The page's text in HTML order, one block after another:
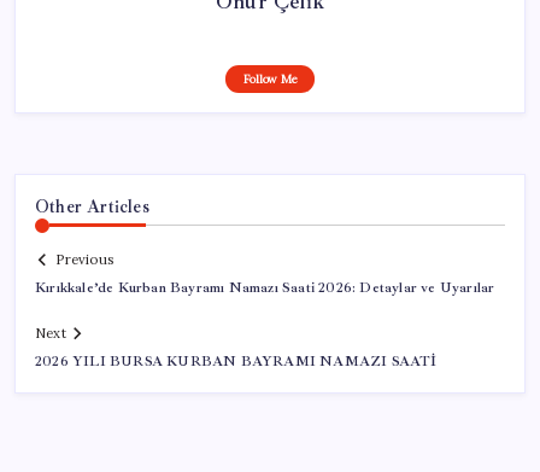
Follow Me
Other Articles
Previous
Kırıkkale’de Kurban Bayramı Namazı Saati 2026: Detaylar ve Uyarılar
Next
2026 YILI BURSA KURBAN BAYRAMI NAMAZI SAATİ